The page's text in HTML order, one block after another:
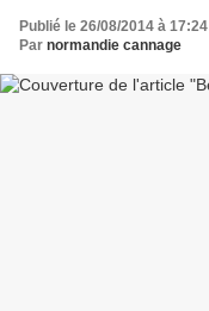
Publié le 26/08/2014 à 17:24
Par normandie cannage